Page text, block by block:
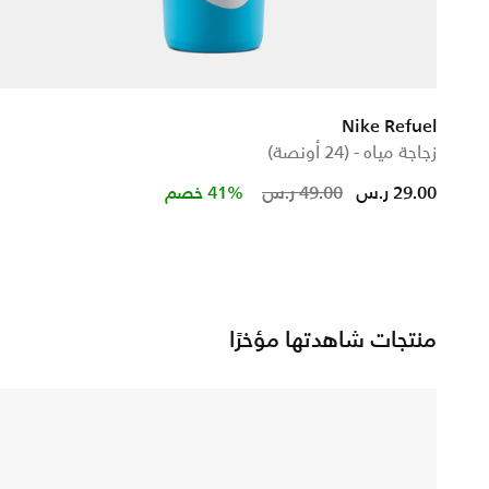
Nike Refuel
زجاجة مياه - (24 أونصة)
Price reduced
49.00 ر.س to
29.00 ر.س 41% خصم
منتجات شاهدتها مؤخرًا